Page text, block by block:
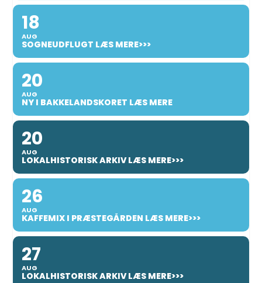
18
AUG
SOGNEUDFLUGT LÆS MERE>>>
20
AUG
NY I BAKKELANDSKORET LÆS MERE
20
AUG
LOKALHISTORISK ARKIV LÆS MERE>>>
26
AUG
KAFFEMIX I PRÆSTEGÅRDEN LÆS MERE>>>
27
AUG
LOKALHISTORISK ARKIV LÆS MERE>>>